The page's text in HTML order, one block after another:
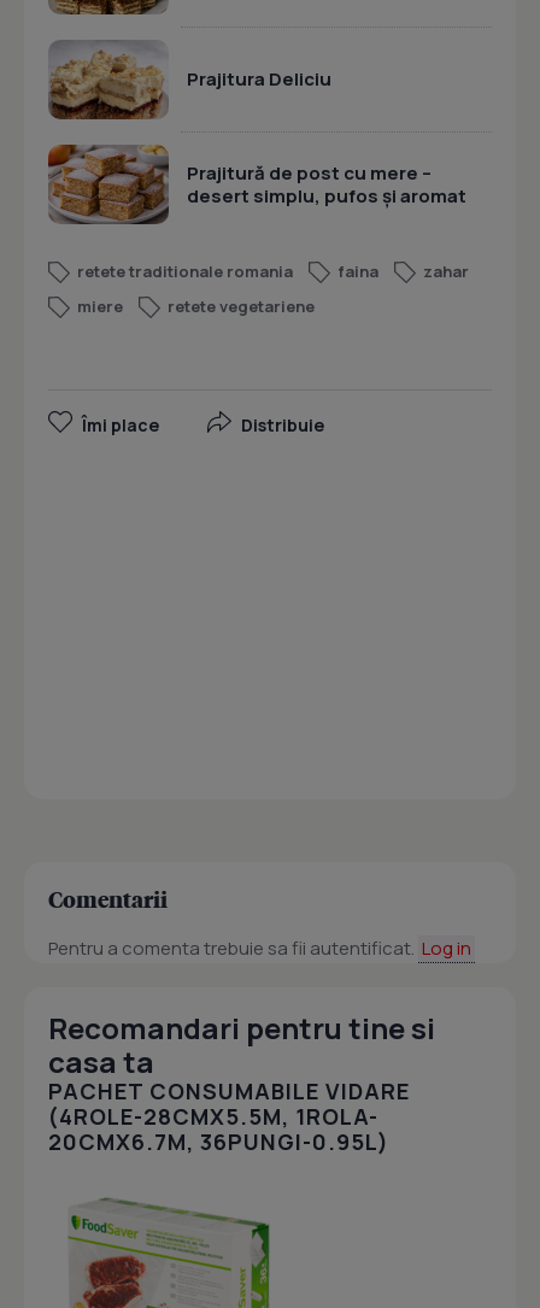
Prajitura Deliciu
Prajitură de post cu mere –
desert simplu, pufos și aromat
retete traditionale romania faina
zahar
miere
retete vegetariene
Îmi place Distribuie
Comentarii
Pentru a comenta trebuie sa fii autentificat. Log in
Recomandari pentru tine si
casa ta
PACHET CONSUMABILE VIDARE
(4ROLE-28CMX5.5M, 1ROLA-
20CMX6.7M, 36PUNGI-0.95L)